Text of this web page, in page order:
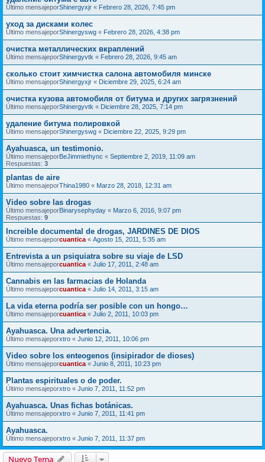
Último mensajeporShinergyxjr « Febrero 28, 2026, 7:45 pm
уход за дисками колес
Último mensajeporShinergyswg « Febrero 28, 2026, 4:38 pm
очистка металлических вкраплений
Último mensajeporShinergyvtk « Febrero 28, 2026, 9:45 am
сколько стоит химчистка салона автомобиля минске
Último mensajeporShinergyxjr « Diciembre 29, 2025, 6:24 am
очистка кузова автомобиля от битума и других загрязнений
Último mensajeporShinergyvtk « Diciembre 28, 2025, 7:14 pm
удаление битума полировкой
Último mensajeporShinergyswg « Diciembre 22, 2025, 9:29 pm
Ayahuasca, un testimonio.
Último mensajeporBeJimmiethync « Septiembre 2, 2019, 11:09 am
Respuestas: 3
plantas de aire
Último mensajeporThina1980 « Marzo 28, 2018, 12:31 am
Video sobre las drogas
Último mensajeporBinarysephyday « Marzo 6, 2016, 9:07 pm
Respuestas: 9
Increible documental de drogas, JARDINES DE DIOS
Último mensajeporcuantica « Agosto 15, 2011, 5:35 am
Entrevista a un psiquiatra sobre su viaje de LSD
Último mensajeporcuantica « Julio 17, 2011, 2:48 am
Cannabis en las farmacias de Holanda
Último mensajeporcuantica « Julio 14, 2011, 3:15 am
La vida eterna podría ser posible con un hongo…
Último mensajeporcuantica « Julio 2, 2011, 10:03 pm
Ayahuasca. Una advertencia.
Último mensajeporxtro « Junio 12, 2011, 10:06 pm
Video sobre los enteogenos (insipirador de dioses)
Último mensajeporcuantica « Junio 8, 2011, 10:23 pm
Plantas espirituales o de poder.
Último mensajeporxtro « Junio 7, 2011, 11:52 pm
Ayahuasca. Unas fichas botánicas.
Último mensajeporxtro « Junio 7, 2011, 11:41 pm
Ayahuasca.
Último mensajeporxtro « Junio 7, 2011, 11:37 pm
Nuevo Tema